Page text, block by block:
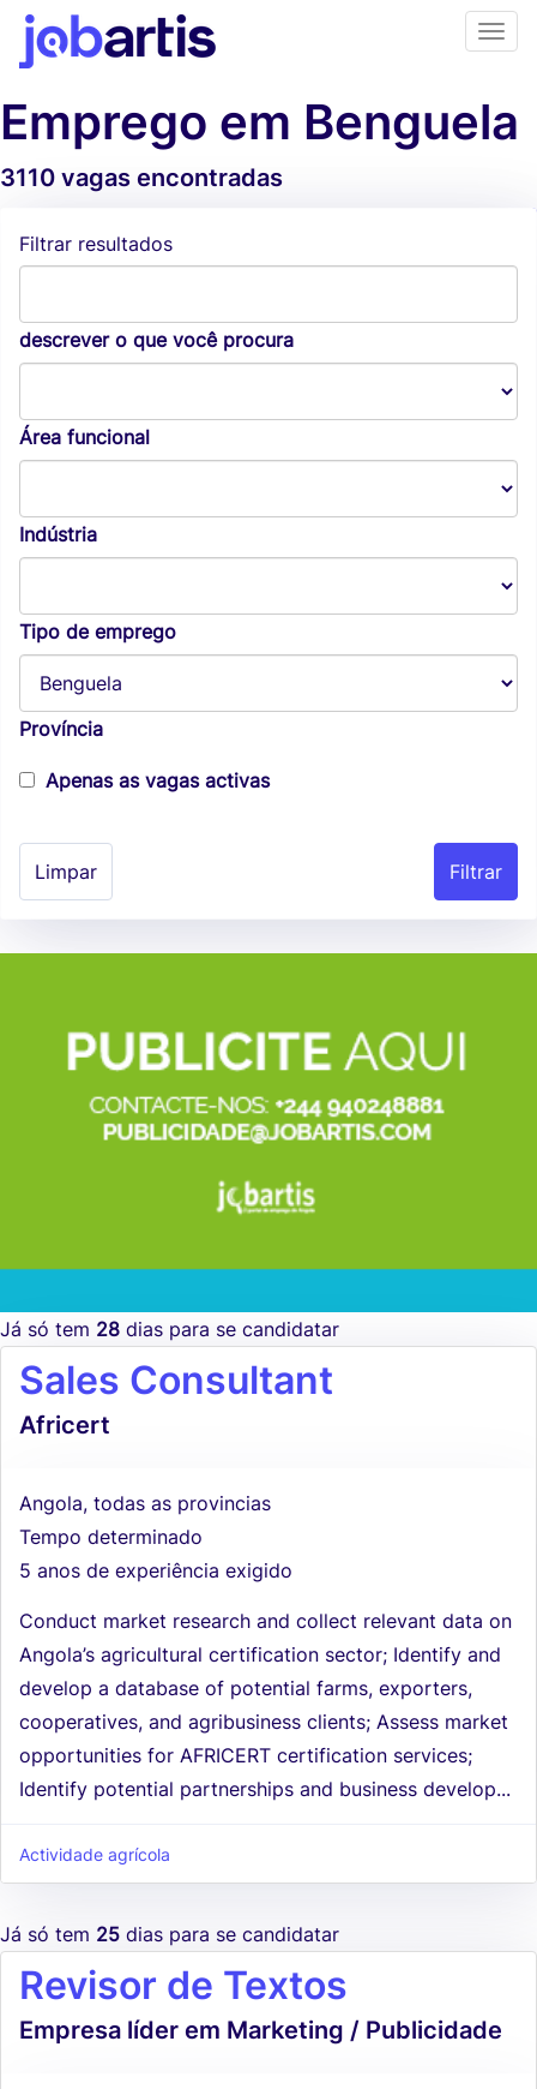
Emprego em Benguela
3110 vagas encontradas
Filtrar resultados
descrever o que você procura
Área funcional
Indústria
Tipo de emprego
Província
Apenas as vagas activas
Limpar
Já só tem 28 dias para se candidatar
Sales Consultant
Africert
Angola, todas as provincias
Tempo determinado
5 anos de experiência exigido
Conduct market research and collect relevant data on
Angola’s agricultural certification sector; Identify and
develop a database of potential farms, exporters,
cooperatives, and agribusiness clients; Assess market
opportunities for AFRICERT certification services;
Identify potential partnerships and business develop...
Actividade agrícola
Já só tem 25 dias para se candidatar
Revisor de Textos
Empresa líder em Marketing / Publicidade